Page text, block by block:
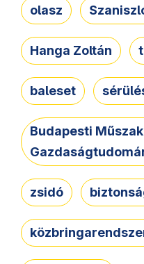
olasz
Hanga Zoltán
baleset
Budapesti
zsidó